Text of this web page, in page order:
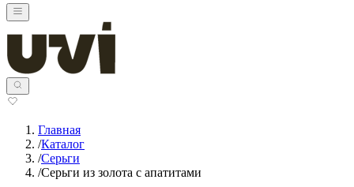
Главная
/Каталог
/Серьги
/Серьги из золота с апатитами